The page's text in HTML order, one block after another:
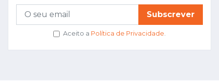
Subscrever
Aceito a Política de Privacidade